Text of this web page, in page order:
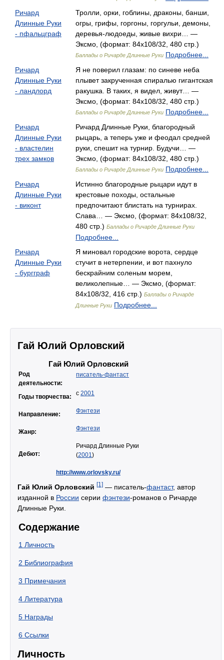
Ричард
Длинные Руки
- пфальцграф
Тролли, орки, гоблины, драконы, банши,
огры, грифы, горгоны, горгульи, демоны,
деревья-людоеды, живые вихри… —
Эксмо, (формат: 84x108/32, 480 стр.)
Баллады о Ричарде Длинные Руки Подробнее...
Ричард
Длинные Руки
- ландлорд
Я не поверил глазам: по синеве неба
плывет закрученная спиралью гигантская
ракушка. В таких, я видел, живут… —
Эксмо, (формат: 84x108/32, 480 стр.)
Баллады о Ричарде Длинные Руки Подробнее...
Ричард
Длинные Руки
- властелин
трех замков
Ричард Длинные Руки, благородный
рыцарь, а теперь уже и феодал средней
руки, спешит на турнир. Будучи… —
Эксмо, (формат: 84x108/32, 480 стр.)
Баллады о Ричарде Длинные Руки Подробнее...
Ричард
Длинные Руки
- виконт
Истинно благородные рыцари идут в
крестовые походы, остальные
предпочитают блистать на турнирах.
Слава… — Эксмо, (формат: 84x108/32,
480 стр.) Баллады о Ричарде Длинные Руки
Подробнее...
Ричард
Длинные Руки
- бургграф
Я миновал городские ворота, сердце
стучит в нетерпении, и вот пахнуло
бескрайним соленым морем,
великолепные… — Эксмо, (формат:
84x108/32, 416 стр.) Баллады о Ричарде
Длинные Руки Подробнее...
Гай Юлий Орловский
Гай Юлий Орловский
Род
деятельности:
писатель-фантаст
Годы творчества: с 2001
Направление: Фэнтези
Жанр: Фэнтези
Дебют:
Ричард Длинные Руки
(2001)
http://www.orlovsky.ru/
Гай Юлий Орловский [1] — писатель-фантаст, автор
изданной в России серии фэнтези-романов о Ричарде
Длинные Руки.
Содержание
1 Личность
2 Библиография
3 Примечания
4 Литература
5 Награды
6 Ссылки
Личность